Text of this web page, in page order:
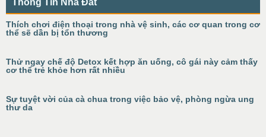
Thích chơi điện thoại trong nhà vệ sinh, các cơ quan trong cơ
thể sẽ dần bị tổn thương
Thử ngay chế độ Detox kết hợp ăn uống, cô gái này cảm thấy
cơ thể trẻ khỏe hơn rất nhiều
Sự tuyệt vời của cà chua trong việc bảo vệ, phòng ngừa ung
thư da